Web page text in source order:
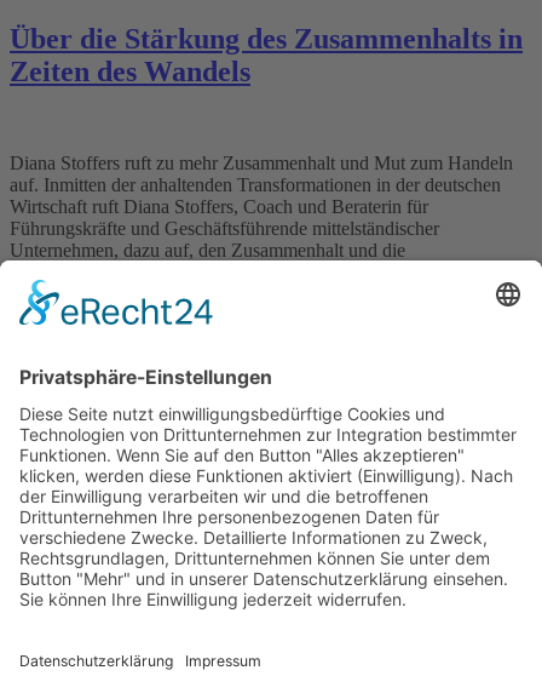
Über die Stärkung des Zusammenhalts in
Zeiten des Wandels
Diana Stoffers ruft zu mehr Zusammenhalt und Mut zum Handeln
auf. Inmitten der anhaltenden Transformationen in der deutschen
Wirtschaft ruft Diana Stoffers, Coach und Beraterin für
Führungskräfte und Geschäftsführende mittelständischer
Unternehmen, dazu auf, den Zusammenhalt und die
enormen Herausforderungen stehen, betont sie die Notwendigkeit,
sich […]
Impressum
Datenschutz
Kooperation
Werbung
Presse- und Öffentlichkeitsarbeit
Aktuelles
Themenwelt